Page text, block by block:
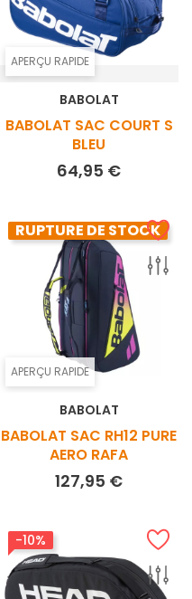
APERÇU RAPIDE
BABOLAT
BABOLAT SAC COURT S
BLEU
64,95 €Prix
APERÇU RAPIDE
RUPTURE DE STOCK
BABOLAT
BABOLAT SAC RH12 PURE
AERO RAFA
127,95 €Prix
-10%